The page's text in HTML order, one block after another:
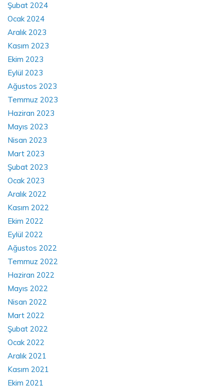
Şubat 2024
Ocak 2024
Aralık 2023
Kasım 2023
Ekim 2023
Eylül 2023
Ağustos 2023
Temmuz 2023
Haziran 2023
Mayıs 2023
Nisan 2023
Mart 2023
Şubat 2023
Ocak 2023
Aralık 2022
Kasım 2022
Ekim 2022
Eylül 2022
Ağustos 2022
Temmuz 2022
Haziran 2022
Mayıs 2022
Nisan 2022
Mart 2022
Şubat 2022
Ocak 2022
Aralık 2021
Kasım 2021
Ekim 2021